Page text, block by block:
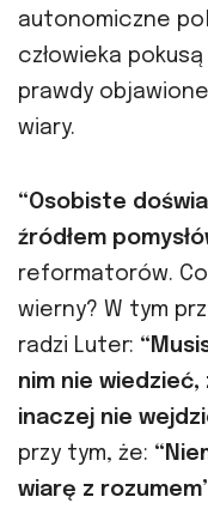
autonomiczne
człowieka
prawdy
wiary.
“Osobiste
źródłem
reformatorów.
wierny? W tym
radzi Luter:
nim nie wiedzieć,
inaczej nie
przy tym, że:
wiarę z